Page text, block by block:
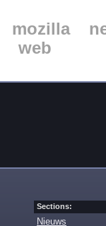
mozilla
web
Sections:
Nieuws